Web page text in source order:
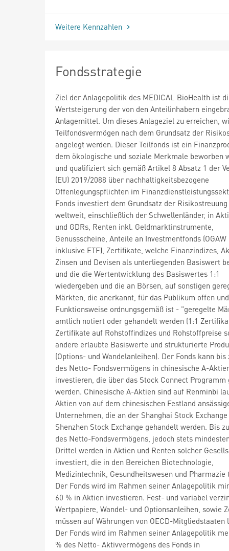
Weitere Kennzahlen
Fondsstrategie
Ziel der Anlagepolitik des MEDICAL BioHealth ist
Wertsteigerung der von den Anteilinhabern
Anlagemittel. Um dieses Anlageziel zu erreichen,
Teilfondsvermögen nach dem Grundsatz der
angelegt werden. Dieser Teilfonds ist ein
dem ökologische und soziale Merkmale beworben
und qualifiziert sich gemäß Artikel 8 Absatz 1 der
(EU) 2019/2088 über nachhaltigkeitsbezogene
Offenlegungspflichten im
Fonds investiert dem Grundsatz der
weltweit, einschließlich der Schwellenländer, in
und GDRs, Renten inkl. Geldmarktinstrumente,
Genussscheine, Anteile an Investmentfonds (OGAW
inklusive ETF), Zertifikate, welche Finanzindizes,
Zinsen und Devisen als unterliegenden Basiswert
und die die Wertentwicklung des Basiswertes 1:1
wiedergeben und die an Börsen, auf sonstigen
Märkten, die anerkannt, für das Publikum offen
Funktionsweise ordnungsgemäß ist - "geregelte
amtlich notiert oder gehandelt werden (1:1
Zertifikate auf Rohstoffindizes und Rohstoffpreise
andere erlaubte Basiswerte und strukturierte
(Options- und Wandelanleihen). Der Fonds kann bis
des Netto- Fondsvermögens in chinesische A-
investieren, die über das Stock Connect Programm
werden. Chinesische A-Aktien sind auf Renminbi
Aktien von auf dem chinesischen Festland
Unternehmen, die an der Shanghai Stock
Shenzhen Stock Exchange gehandelt werden. Bis
des Netto-Fondsvermögens, jedoch stets
Drittel werden in Aktien und Renten solcher
investiert, die in den Bereichen Biotechnologie,
Medizintechnik, Gesundheitswesen und Pharmazie
Der Fonds wird im Rahmen seiner Anlagepolitik
60 % in Aktien investieren. Fest- und variabel
Wertpapiere, Wandel- und Optionsanleihen, sowie
müssen auf Währungen von OECD-Mitgliedstaaten
Der Fonds wird im Rahmen seiner Anlagepolitik
% des Netto- Aktivvermögens des Fonds in